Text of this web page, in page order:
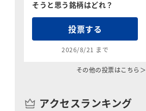
そうと思う銘柄はどれ？
投票する
2026/8/21 まで
その他の投票はこちら＞
アクセスランキング